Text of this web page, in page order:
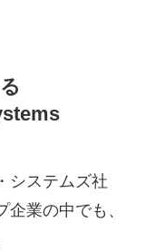
システムズ社
業の中でも、